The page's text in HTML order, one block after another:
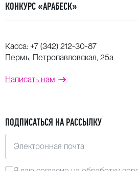
КОНКУРС «АРАБЕСК»
Касса: +7 (342) 212-30-87
Пермь, Петропавловская, 25а
Написать нам
ПОДПИСАТЬСЯ НА РАССЫЛКУ
Электронная почта